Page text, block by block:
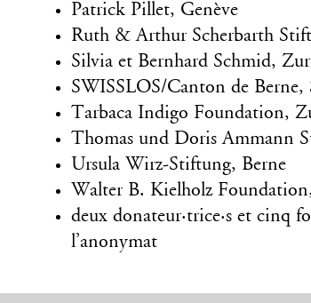
Patrick Pillet, Genève
Ruth & Arthur Scherbarth
Silvia et Bernhard Schmid,
SWISSLOS/Canton de Berne,
Tarbaca Indigo Foundation,
Thomas und Doris Ammann
Ursula Wirz-Stiftung, Berne
Walter B. Kielholz
deux donateur·trice·s et cinq
l’anonymat